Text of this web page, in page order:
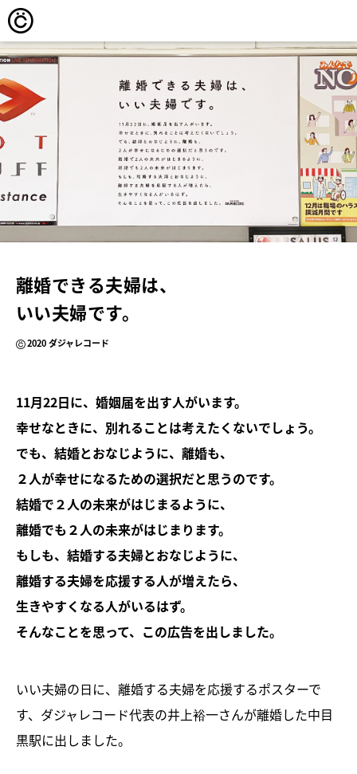
離婚できる夫婦は、
いい夫婦です。
2020 ダジャレコード
11月22日に、婚姻届を出す人がいます。
幸せなときに、別れることは考えたくないでしょう。
でも、結婚とおなじように、離婚も、
２人が幸せになるための選択だと思うのです。
結婚で２人の未来がはじまるように、
離婚でも２人の未来がはじまります。
もしも、結婚する夫婦とおなじように、
離婚する夫婦を応援する人が増えたら、
生きやすくなる人がいるはず。
そんなことを思って、この広告を出しました。
いい夫婦の日に、離婚する夫婦を応援するポスターで
す、ダジャレコード代表の井上裕一さんが離婚した中目
黒駅に出しました。